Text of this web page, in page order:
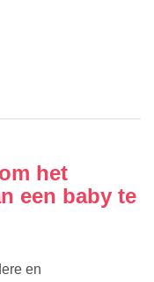
het
een baby te
en